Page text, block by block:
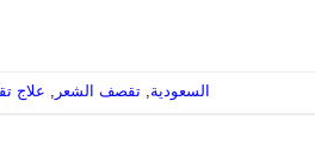
السعودية, تقصف الشعر , علاج